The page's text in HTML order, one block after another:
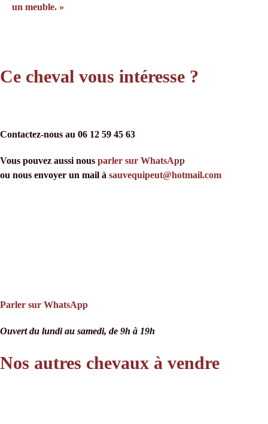
un meuble. »
Ce cheval vous intéresse ?
Contactez-nous au 06 12 59 45 63
Vous pouvez aussi nous parler sur WhatsApp
ou nous envoyer un mail à sauvequipeut@hotmail.com
Parler sur WhatsApp
Ouvert du lundi au samedi, de 9h à 19h
Nos autres chevaux à vendre